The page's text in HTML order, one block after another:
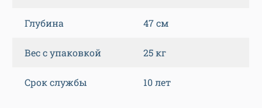
Глубина 47 см
Вес с упаковкой 25 кг
Срок службы 10 лет